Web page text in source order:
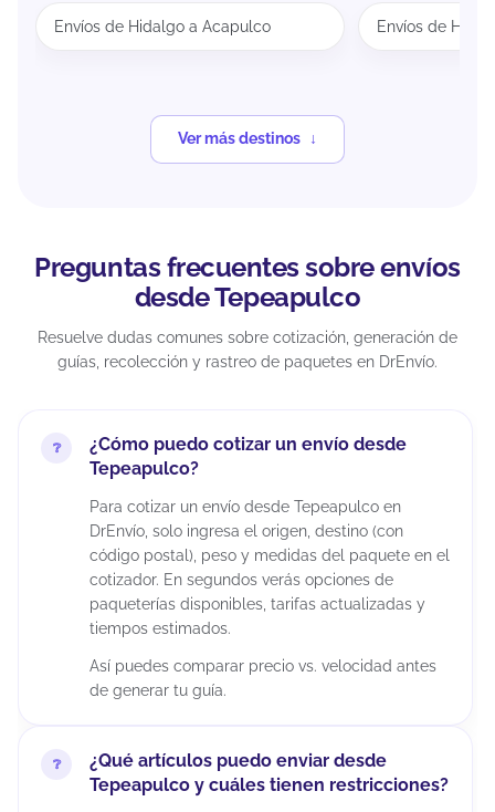
Envíos de Hidalgo a Acapulco Envíos de
Ver más destinos
Preguntas frecuentes sobre envíos
desde Tepeapulco
Resuelve dudas comunes sobre cotización, generación de
guías, recolección y rastreo de paquetes en DrEnvío.
¿Cómo puedo cotizar un envío desde
Tepeapulco?
Para cotizar un envío desde Tepeapulco en
DrEnvío, solo ingresa el origen, destino (con
código postal), peso y medidas del paquete en el
cotizador. En segundos verás opciones de
paqueterías disponibles, tarifas actualizadas y
tiempos estimados.
Así puedes comparar precio vs. velocidad antes
de generar tu guía.
¿Qué artículos puedo enviar desde
Tepeapulco y cuáles tienen restricciones?